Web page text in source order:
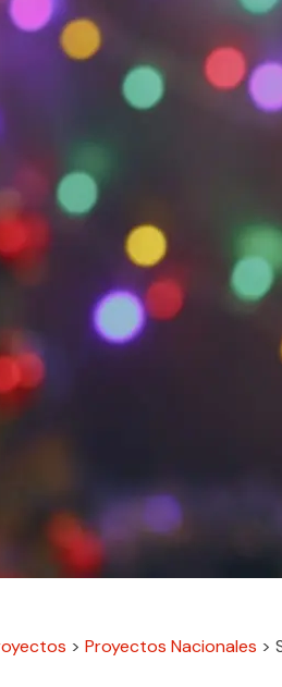
> Proyectos Nacionales >